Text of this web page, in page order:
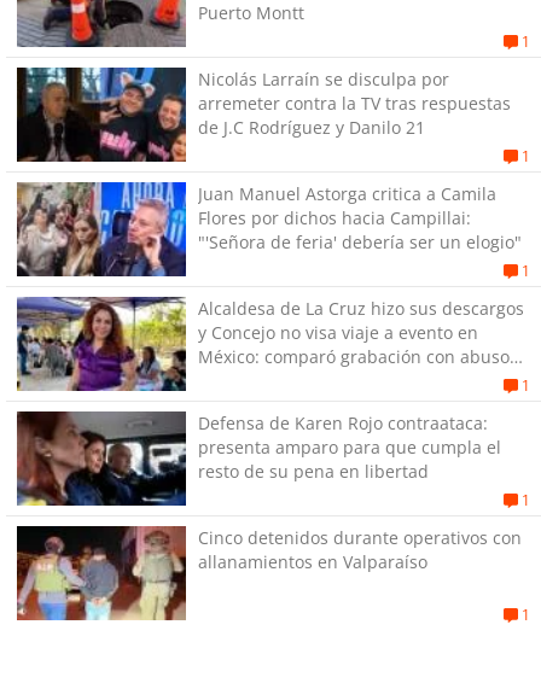
Puerto Montt
1
Nicolás Larraín se disculpa por
arremeter contra la TV tras respuestas
de J.C Rodríguez y Danilo 21
1
Juan Manuel Astorga critica a Camila
Flores por dichos hacia Campillai:
"'Señora de feria' debería ser un elogio"
1
Alcaldesa de La Cruz hizo sus descargos
y Concejo no visa viaje a evento en
México: comparó grabación con abuso
1
Defensa de Karen Rojo contraataca:
presenta amparo para que cumpla el
resto de su pena en libertad
1
Cinco detenidos durante operativos con
allanamientos en Valparaíso
1